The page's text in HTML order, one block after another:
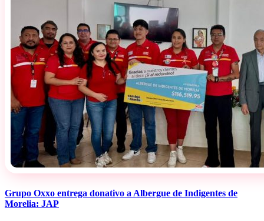
Grupo Oxxo entrega donativo a Albergue de Indigentes de
Morelia: JAP